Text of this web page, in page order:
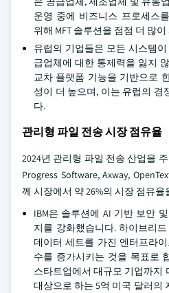
운영 중에 비즈니스 프로세스
위해 MFT 솔루션을 점점 더 많
유럽의 기업들은 모든 시스템
급업체에 대한 통제력을 잃지
교차 플랫폼 기능을 기반으로
성이 더 높으며, 이는 유럽의 경
다.
관리형 파일 전송 시장 점유율
2024년 관리형 파일 전송 산업을
Progress Software, Axway,
께 시장에서 약 26%의 시장 점유
IBM은 솔루션에 AI 기반 보안
지를 강화했습니다. 하이브리
데이터 세트를 가진 엔터프라
수를 증가시키는 것을 목표로
스타트업에서 대규모 기업까지
대상으로 하는 5억 미국 달러의